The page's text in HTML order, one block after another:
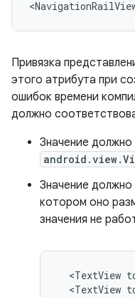
Привязка
этого атрибута при
ошибок времени
должно
Значение
Значение должно
котором оно
значения не
<TextView
<TextView